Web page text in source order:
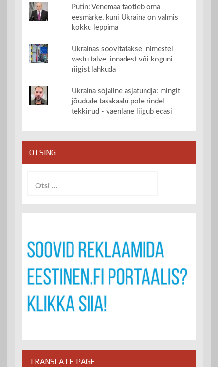
Putin: Venemaa taotleb oma
eesmärke, kuni Ukraina on valmis
kokku leppima
Ukrainas soovitatakse inimestel
vastu talve linnadest või koguni
riigist lahkuda
Ukraina sõjaline asjatundja: mingit
jõudude tasakaalu pole rindel
tekkinud - vaenlane liigub edasi
OTSING
TRANSLATE PAGE